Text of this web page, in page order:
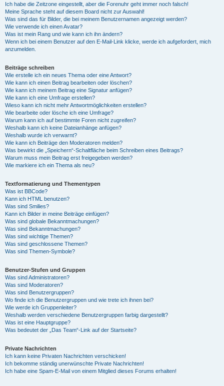
Ich habe die Zeitzone eingestellt, aber die Forenuhr geht immer noch falsch!
Meine Sprache steht auf diesem Board nicht zur Auswahl!
Was sind das für Bilder, die bei meinem Benutzernamen angezeigt werden?
Wie verwende ich einen Avatar?
Was ist mein Rang und wie kann ich ihn ändern?
Wenn ich bei einem Benutzer auf den E-Mail-Link klicke, werde ich aufgefordert, mich
anzumelden.
Beiträge schreiben
Wie erstelle ich ein neues Thema oder eine Antwort?
Wie kann ich einen Beitrag bearbeiten oder löschen?
Wie kann ich meinem Beitrag eine Signatur anfügen?
Wie kann ich eine Umfrage erstellen?
Wieso kann ich nicht mehr Antwortmöglichkeiten erstellen?
Wie bearbeite oder lösche ich eine Umfrage?
Warum kann ich auf bestimmte Foren nicht zugreifen?
Weshalb kann ich keine Dateianhänge anfügen?
Weshalb wurde ich verwarnt?
Wie kann ich Beiträge den Moderatoren melden?
Was bewirkt die „Speichern“-Schaltfläche beim Schreiben eines Beitrags?
Warum muss mein Beitrag erst freigegeben werden?
Wie markiere ich ein Thema als neu?
Textformatierung und Thementypen
Was ist BBCode?
Kann ich HTML benutzen?
Was sind Smilies?
Kann ich Bilder in meine Beiträge einfügen?
Was sind globale Bekanntmachungen?
Was sind Bekanntmachungen?
Was sind wichtige Themen?
Was sind geschlossene Themen?
Was sind Themen-Symbole?
Benutzer-Stufen und Gruppen
Was sind Administratoren?
Was sind Moderatoren?
Was sind Benutzergruppen?
Wo finde ich die Benutzergruppen und wie trete ich ihnen bei?
Wie werde ich Gruppenleiter?
Weshalb werden verschiedene Benutzergruppen farbig dargestellt?
Was ist eine Hauptgruppe?
Was bedeutet der „Das Team“-Link auf der Startseite?
Private Nachrichten
Ich kann keine Privaten Nachrichten verschicken!
Ich bekomme ständig unerwünschte Private Nachrichten!
Ich habe eine Spam-E-Mail von einem Mitglied dieses Forums erhalten!